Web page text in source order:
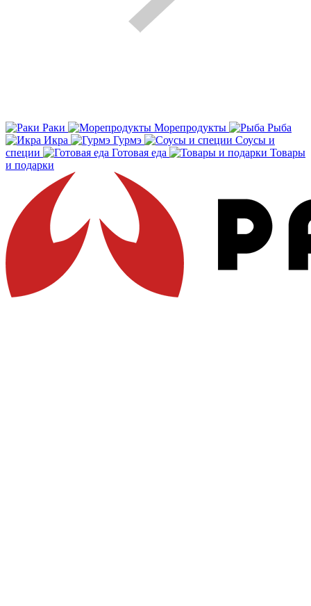
Раки Морепродукты
Рыба
Икра
Гурмэ
Соусы и
специи
Готовая еда
Товары
и подарки